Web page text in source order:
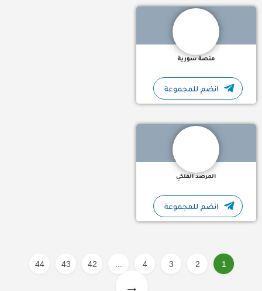
منصة سورية
انضم للمجموعة
المرصد الفلكي
قناة تلجرام المرصد الفلكي لسنا مجرد ناظرين إلى السماء…
انضم للمجموعة
1
2
3
4
42
43
44
→